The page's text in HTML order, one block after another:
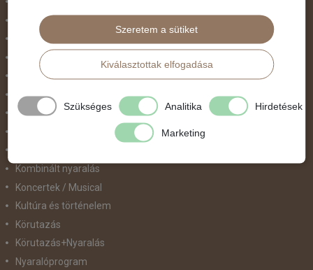
Belépőjegy
Egyéni út
Egzotikus út
Fesztiválok
Golfút
Gyalogtúra
Kombinált nyaralás
Koncertek / Musical
Kultúra és történelem
Körutazás
Körutazás+Nyaralás
Nyaralóprogram
Szeretem a sütiket
Kiválasztottak elfogadása
Szükséges Analitika Hirdetések
Marketing